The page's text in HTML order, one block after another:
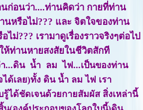
ก่อนว่า....ท่านคิดว่า กายที่ท่าน
นหรือไม่??? และ จิตใจของท่าน
ไม่??? เรามาดูเรื่องราวจริงๆต่อไป
ห้ท่านหายสงสัยในชีวิตสักที
...ดิน น้ำ ลม ไฟ...เป็นของท่าน
ด้เลย)ทั้ง ดิน น้ำ ลม ไฟ เรา
ได้ชัดเจนด้วยกายสัมผัส สิ่งเหล่านี้